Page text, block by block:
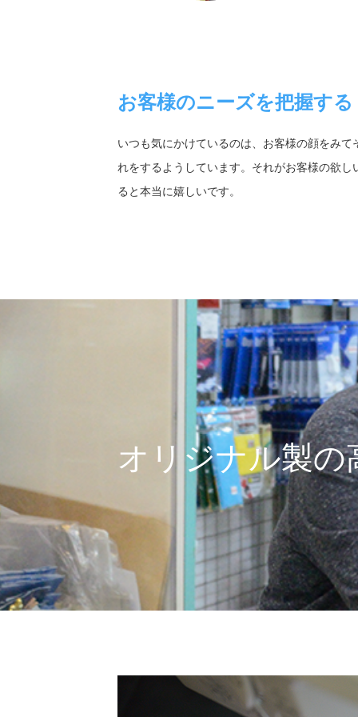
お客様のニーズを把握する
いつも気にかけているのは、お客様の顔をみ
れをするようしています。それがお客様の欲
ると本当に嬉しいです。
オリジナル製